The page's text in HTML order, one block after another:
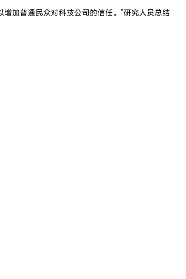
加普通民众对科技公司的信任。”研究人员总结